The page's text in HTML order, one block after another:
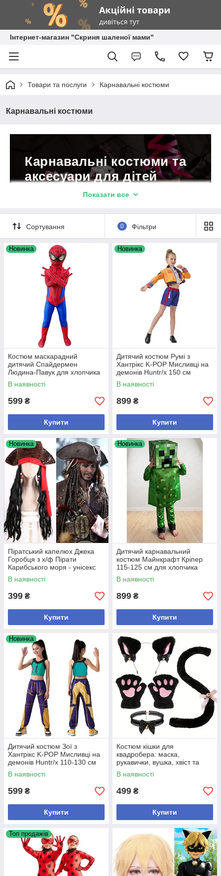
Інтернет-магазин "Скриня шаленої мами"
Товари та послуги Карнавальні костюми
Карнавальні костюми
Карнавальні костюми та
аксесуари для дітей
різного віку!
моделей, швидка доставка по Україні.
ДО КАТАЛОГУ ТОВАРІВ!
Показати все
Сортування 0 Фільтри
Новинка
Костюм маскарадний
дитячий Спайдермен
Людина-Павук для хлопчика
3-7 років
В наявності
599 ₴
Купити
Новинка
Дитячий костюм Румі з
Хантрікс K-POP Мисливці на
демонів Huntr/x 150 см
В наявності
899 ₴
Купити
Новинка
Піратський капелюх Джека
Горобця з х/ф Пірати
Карибського моря - унісекс
для дорослих і дітей
В наявності
399 ₴
Купити
Новинка
Дитячий карнавальний
костюм Майнкрафт Кріпер
115-125 см для хлопчика
В наявності
899 ₴
Купити
Новинка
Дитячий костюм Зої з
Хантрікс K-POP Мисливці на
демонів Huntr/x 110-130 см
В наявності
599 ₴
Купити
Костюм кішки для
квадробера: маска,
рукавички, вушка, хвіст та
бантик
В наявності
499 ₴
Купити
Топ продажів